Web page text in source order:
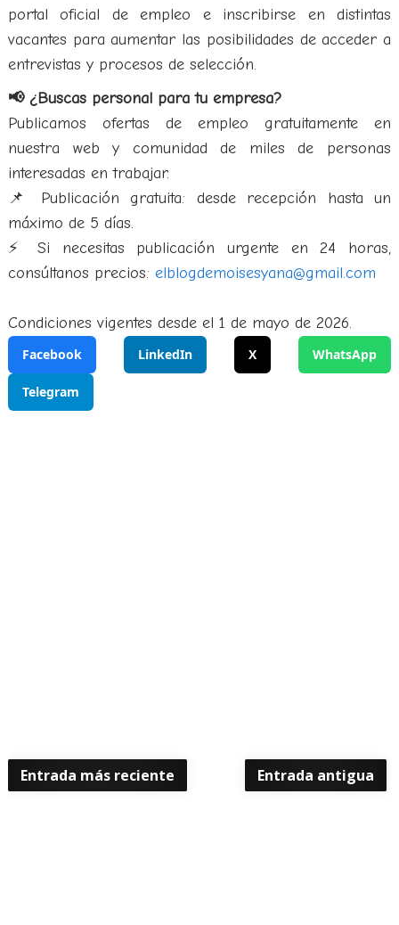
portal oficial de empleo e inscribirse en distintas
vacantes para aumentar las posibilidades de acceder a
entrevistas y procesos de selección.
📢 ¿Buscas personal para tu empresa?
Publicamos ofertas de empleo gratuitamente en
nuestra web y comunidad de miles de personas
interesadas en trabajar.
📌 Publicación gratuita: desde recepción hasta un
máximo de 5 días.
⚡ Si necesitas publicación urgente en 24 horas,
consúltanos precios: elblogdemoisesyana@gmail.com
Condiciones vigentes desde el 1 de mayo de 2026.
Facebook LinkedIn X WhatsApp
Telegram
Entrada más reciente Entrada antigua